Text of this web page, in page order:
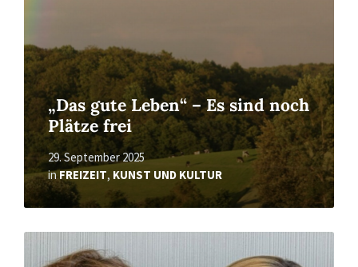
„Das gute Leben“ – Es sind noch
Plätze frei
29. September 2025
inFREIZEIT, KUNST UND KULTUR
Read